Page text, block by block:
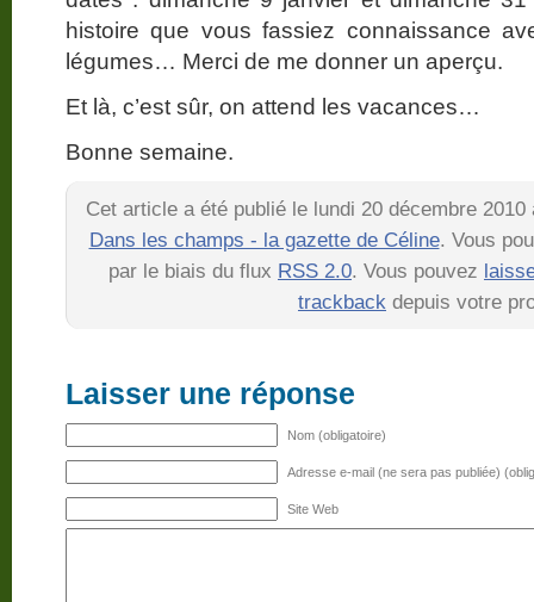
histoire que vous fassiez connaissance
légumes… Merci de me donner un aperçu.
Et là, c’est sûr, on attend les vacances…
Bonne semaine.
Cet article a été publié le lundi 20 décembre
Dans les champs - la gazette de Céline. Vous
par le biais du flux RSS 2.0. Vous pouvez
trackback depuis votre
Laisser une réponse
Nom (obligatoire)
Adresse e-mail (ne sera pas publiée)
Site Web